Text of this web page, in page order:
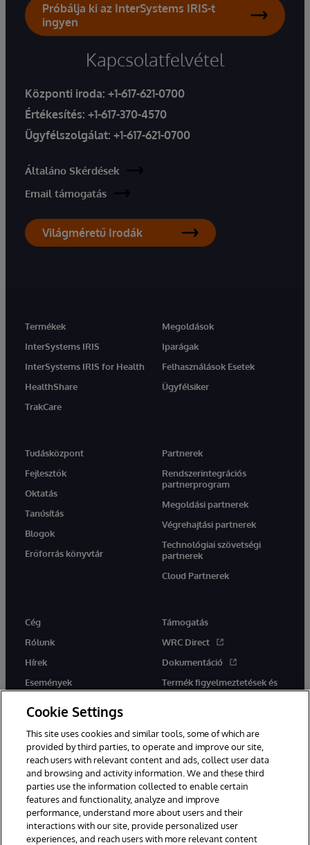
Próbálja ki az InterSystems IRIS-t
ingyen
Kapcsolatfelvétel
Központi iroda: +1-617-621-0700
Értékesítés: +1-617-370-4570
Ügyfélszolgálat: +1-617-621-0700
Általáno Skérdések
Email támogatás
Világméretű Irodák
Termékek
InterSystems IRIS
InterSystems IRIS for Health
HealthShare
TrakCare
Megoldások
Iparágak
Felhasználások Esetek
Ügyfélsiker
Tudásközpont
Fejlesztők
Oktatás
Tanúsítás
Blogok
Erőforrás könyvtár
Partnerek
Rendszerintegrációs
partnerprogram
Megoldási partnerek
Végrehajtási partnerek
Technológiai szövetségi
partnerek
Cloud Partnerek
Cég
Rólunk
Hírek
Események
Támogatás
WRC Direct
Dokumentáció
Termék figyelmeztetések és
tanácsok
Ez a weboldal gépi fordítást használ. Bármilyen fordítási konfliktus
esetén az oldal angol nyelvű változata élvez elsőbbséget.
© 1996-2026 InterSystems Corporation, Boston, MA. Minden jog
fenntartva.
Cookie Settings
This site uses cookies and similar tools, some of which are
provided by third parties, to operate and improve our site,
reach users with relevant content and ads, collect user data
and browsing and activity information. We and these third
parties use the information collected to enable certain
features and functionality, analyze and improve
performance, understand more about users and their
interactions with our site, provide personalized user
experiences, and reach users with more relevant content